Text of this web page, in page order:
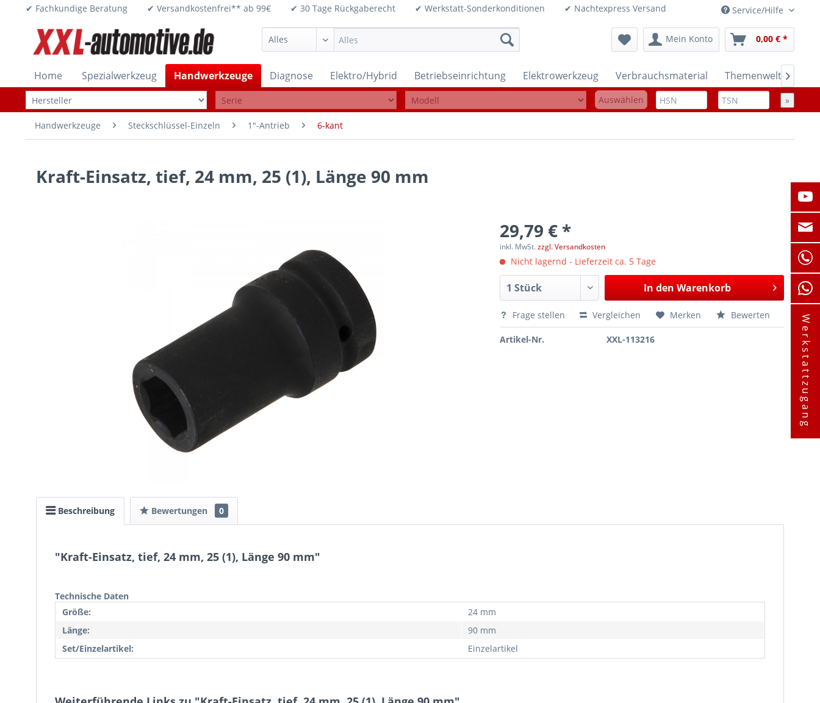
✔ Fachkundige Beratung ✔ Versandkostenfrei** ab 99€ ✔ 30 Tage Rückgaberecht ✔ Werkstatt-Sonderkonditionen ✔ Nachtexpress Versand Service/Hilfe
Mein Konto 0,00 € *
Home Spezialwerkzeug Handwerkzeuge Diagnose Elektro/Hybrid Betriebseinrichtung Elektrowerkzeug Verbrauchsmaterial Themenwelten

Auswählen »
Handwerkzeuge Steckschlüssel-Einzeln 1"-Antrieb 6-kant
Kraft-Einsatz, tief, 24 mm, 25 (1), Länge 90 mm
29,79 € *
inkl. MwSt.zzgl. Versandkosten
Nicht lagernd - Lieferzeit ca. 5 Tage
In den Warenkorb
Frage stellen Vergleichen Merken Bewerten
Artikel-Nr. XXL-113216
Beschreibung Bewertungen 0
"Kraft-Einsatz, tief, 24 mm, 25 (1), Länge 90 mm"
Technische Daten
Größe:
24 mm
Länge:
90 mm
Set/Einzelartikel:
Einzelartikel
Werkstattzugang